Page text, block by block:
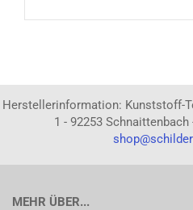
Herstellerinformation: Kunststoff-
1 - 92253 Schnaittenbach
MEHR ÜBER...